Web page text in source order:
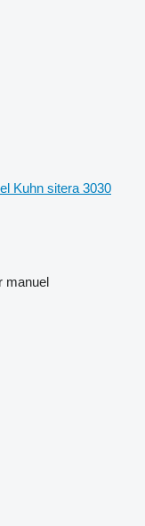
Kuhn sitera 3030
manuel